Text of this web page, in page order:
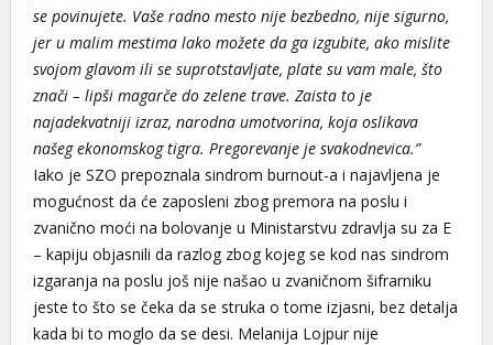
se povinujete. Vaše radno mesto nije bezbedno, nije sigurno,
jer u malim mestima lako možete da ga izgubite, ako mislite
svojom glavom ili se suprotstavljate, plate su vam male, što
znači – lipši magarče do zelene trave. Zaista to je
najadekvatniji izraz, narodna umotvorina, koja oslikava
našeg ekonomskog tigra. Pregorevanje je svakodnevica.”
Iako je SZO prepoznala sindrom burnout-a i najavljena je
mogućnost da će zaposleni zbog premora na poslu i
zvanično moći na bolovanje u Ministarstvu zdravlja su za E
– kapiju objasnili da razlog zbog kojeg se kod nas sindrom
izgaranja na poslu još nije našao u zvaničnom šifrarniku
jeste to što se čeka da se struka o tome izjasni, bez detalja
kada bi to moglo da se desi. Melanija Lojpur nije